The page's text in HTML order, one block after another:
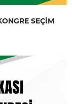
SEÇİM